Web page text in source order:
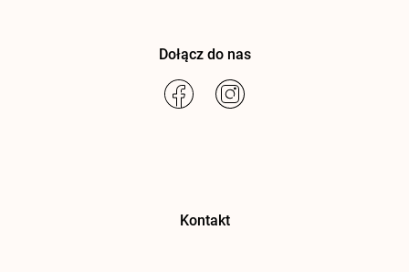
Dołącz do nas
Kontakt